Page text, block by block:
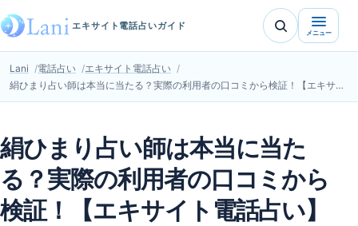
エキサイト電話占いガイド
メニュー
Lani 電話占い
エキサイト電話占い
絹ひまり占い師は本当に当たる？実際の利用者の口コミから検証！【エキサイト電話占い】
絹ひまり占い師は本当に当た
る？実際の利用者の口コミから
検証！【エキサイト電話占い】